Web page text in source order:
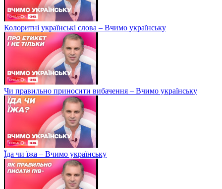
Колоритні українські слова – Вчимо українську
Чи правильно приносити вибачення – Вчимо українську
Їда чи їжа – Вчимо українську